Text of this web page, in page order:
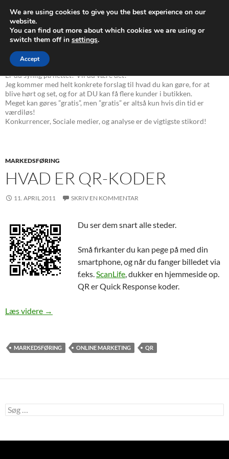
Webdesign og Søgemaskineoptimering
HOP
TIL
INDHOLD
Kategoriarkiv: Markedsføring
Er du synlig på nettet? Vil du være det?
Jeg kommer med helt konkrete forslag til hvad du kan gøre, for at
blive hørt og set, og for at DU kan få flere kunder i butikken.
Meget kan gøres ”gratis”, men ”gratis” er altså kun hvis din tid er
værdiløs!
Konkurrencer, Sociale medier, og analyse er de vigtigste stikord!
MARKEDSFØRING
HVAD ER QR-KODER
11. APRIL 2011 SKRIV EN KOMMENTAR
Du ser dem snart alle steder.
Små firkanter du kan pege på med din
smartphone, og når du fanger billedet via
f.eks.ScanLife, dukker en hjemmeside op.
QR er Quick Response koder.
Læs videre Hvad er QR-koder
→
MARKEDSFØRING ONLINE MARKETING QR
Søg
efter:
We are using cookies to give you the best experience on our
website.
You can find out more about which cookies we are using or
switch them off in settings.
Accept